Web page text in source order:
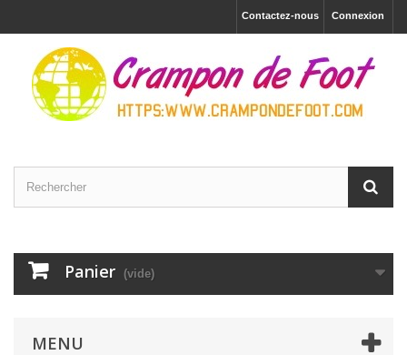
Connexion
Contactez-nous
Panier (vide)
MENU